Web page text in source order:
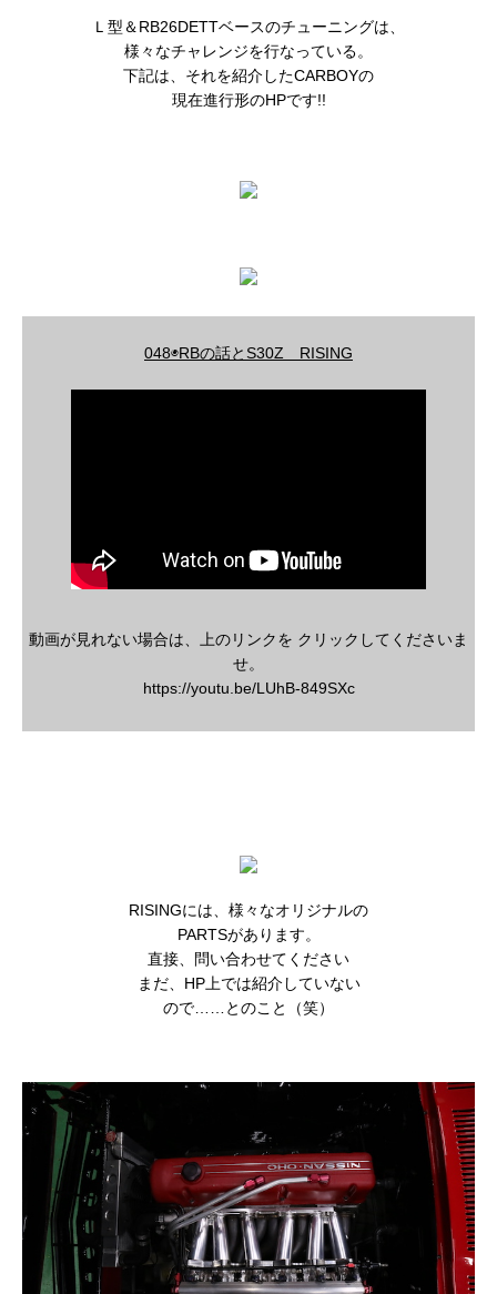
Ｌ型＆RB26DETTベースのチューニングは、
様々なチャレンジを行なっている。
下記は、それを紹介したCARBOYの
現在進行形のHPです!!
048◉RBの話とS30Z RISING
動画が見れない場合は、上のリンクを クリックしてくださいま
せ。
https://youtu.be/LUhB-849SXc
RISINGには、様々なオリジナルの
PARTSがあります。
直接、問い合わせてください
まだ、HP上では紹介していない
ので……とのこと（笑）